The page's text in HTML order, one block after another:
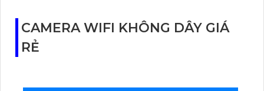
Với thiết kế Dome Kim loại, camera cung cấp khả
năng giám sát chi tiết và báo động chuyển động
chính xác, phù hợp cho mọi công trình.
CAMERA WIFI KHÔNG DÂY GIÁ
RẺ